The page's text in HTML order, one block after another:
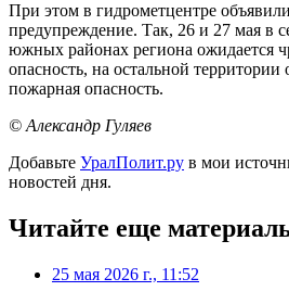
При этом в гидрометцентре
предупреждение. Так, 26 и 27 мая в
южных районах региона ожидается
опасность, на остальной территории
пожарная опасность.
© Александр Гуляев
Добавьте УралПолит.ру в мои
новостей дня.
Читайте еще
25 мая 2026 г., 11:52